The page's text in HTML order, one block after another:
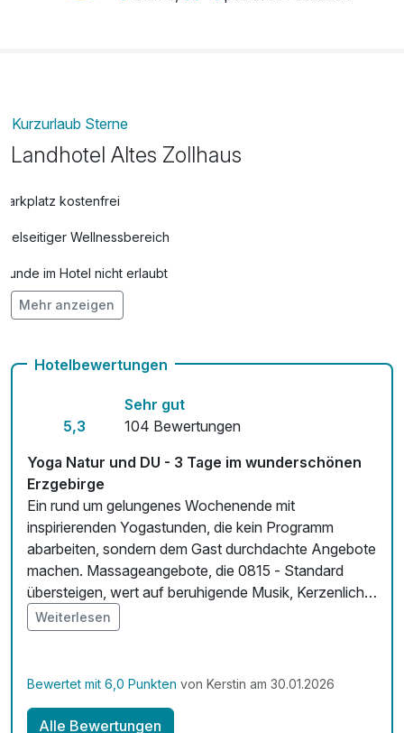
Kurzurlaub Sterne
Landhotel Altes Zollhaus
Parkplatz kostenfrei
Vielseitiger Wellnessbereich
Hunde im Hotel nicht erlaubt
Auch vegetarische Speisen
Zimmerservice verfügbar
Mit Hotelbar
Mehr anzeigen
Hotelbewertungen
5,3
Sehr gut
104 Bewertungen
Yoga Natur und DU - 3 Tage im wunderschönen
Erzgebirge
Ein rund um gelungenes Wochenende mit
inspirierenden Yogastunden, die kein Programm
abarbeiten, sondern dem Gast durchdachte Angebote
machen. Massageangebote, die 0815 - Standard
übersteigen, wert auf beruhigende Musik, Kerzenlicht,
Duft legen - auch für die Seele gut!
Weiterlesen
Bewertet mit 6,0 Punkten von Kerstin am 30.01.2026
Alle Bewertungen